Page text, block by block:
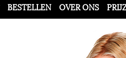
BESTELLEN OVER ONS